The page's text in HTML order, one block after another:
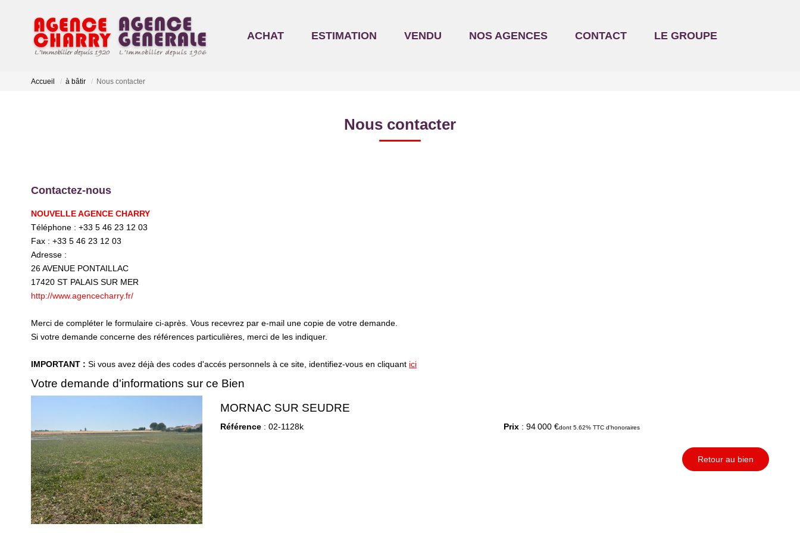
ACHAT ESTIMATION VENDU NOS AGENCES CONTACT LE GROUPE
Accueil à bâtir Nous contacter
Nous contacter
Contactez-nous
NOUVELLE AGENCE CHARRY
Téléphone : +33 5 46 23 12 03
Fax : +33 5 46 23 12 03
Adresse :
26 AVENUE PONTAILLAC
17420 ST PALAIS SUR MER
http://www.agencecharry.fr/
Merci de compléter le formulaire ci-après. Vous recevrez par e-mail une copie de votre demande.
Si votre demande concerne des références particulières, merci de les indiquer.
IMPORTANT : Si vous avez déjà des codes d'accés personnels à ce site, identifiez-vous en cliquant ici
Votre demande d'informations sur ce Bien
MORNAC SUR SEUDRE
Référence: 02-1128k Prix: 94 000 €dont 5.62% TTC d'honoraires
Retour au bien